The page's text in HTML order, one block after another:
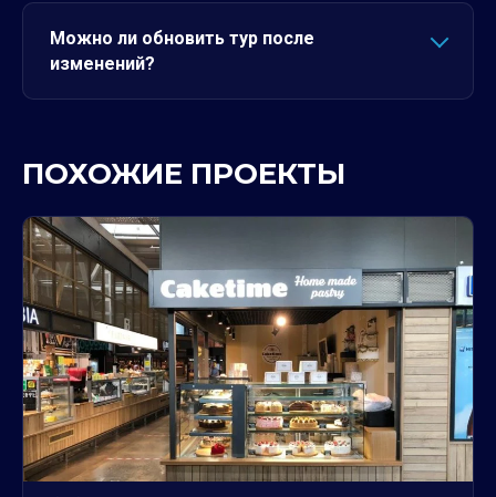
Можно ли обновить тур после
изменений?
ПОХОЖИЕ ПРОЕКТЫ